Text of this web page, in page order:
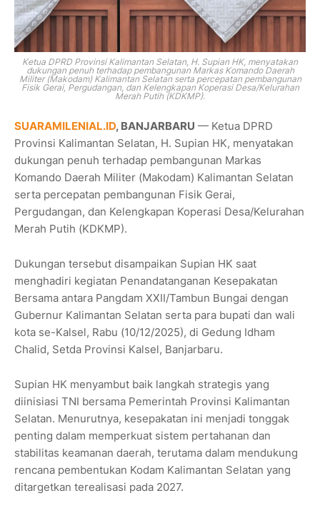
Ketua DPRD Provinsi Kalimantan Selatan, H. Supian HK, menyatakan
dukungan penuh terhadap pembangunan Markas Komando Daerah
Militer (Makodam) Kalimantan Selatan serta percepatan pembangunan
Fisik Gerai, Pergudangan, dan Kelengkapan Koperasi Desa/Kelurahan
Merah Putih (KDKMP).
SUARAMILENIAL.ID, BANJARBARU — Ketua DPRD
Provinsi Kalimantan Selatan, H. Supian HK, menyatakan
dukungan penuh terhadap pembangunan Markas
Komando Daerah Militer (Makodam) Kalimantan Selatan
serta percepatan pembangunan Fisik Gerai,
Pergudangan, dan Kelengkapan Koperasi Desa/Kelurahan
Merah Putih (KDKMP).
Dukungan tersebut disampaikan Supian HK saat
menghadiri kegiatan Penandatanganan Kesepakatan
Bersama antara Pangdam XXII/Tambun Bungai dengan
Gubernur Kalimantan Selatan serta para bupati dan wali
kota se-Kalsel, Rabu (10/12/2025), di Gedung Idham
Chalid, Setda Provinsi Kalsel, Banjarbaru.
Supian HK menyambut baik langkah strategis yang
diinisiasi TNI bersama Pemerintah Provinsi Kalimantan
Selatan. Menurutnya, kesepakatan ini menjadi tonggak
penting dalam memperkuat sistem pertahanan dan
stabilitas keamanan daerah, terutama dalam mendukung
rencana pembentukan Kodam Kalimantan Selatan yang
ditargetkan terealisasi pada 2027.